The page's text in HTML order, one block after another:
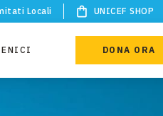
Locali UNICEF SHOP
DONA ORA